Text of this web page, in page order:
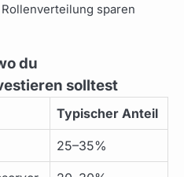
sparen
du
solltest
Typischer Anteil
25–35%